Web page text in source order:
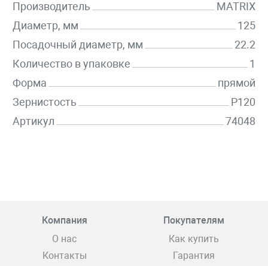
Производитель
MATRIX
Диаметр, мм
125
Посадочный диаметр, мм
22.2
Количество в упаковке
1
Форма
прямой
Зернистость
P120
Артикул
74048
Компания
О нас
Контакты
Покупателям
Как купить
Гарантия